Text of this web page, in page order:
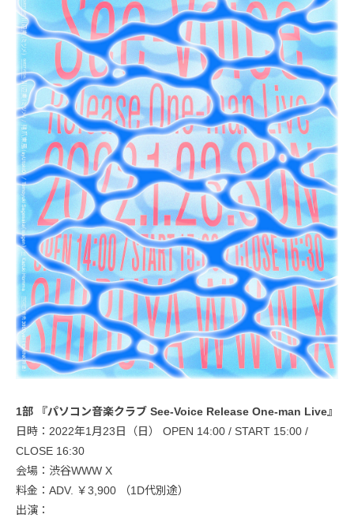
1部 『パソコン音楽クラブ See-Voice Release One-man Live』
日時：2022年1月23日（日） OPEN 14:00 / START 15:00 /
CLOSE 16:30
会場：渋谷WWW X
料金：ADV. ￥3,900 （1D代別途）
出演：